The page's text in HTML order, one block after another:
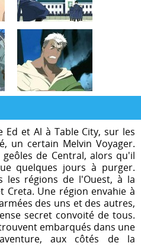
Ed et Al à Table City, sur les
un certain Melvin Voyager.
de Central, alors qu'il
quelques jours à purger.
les régions de l'Ouest, à la
Une région envahie à
des uns et des autres,
secret convoité de tous.
embarqués dans une
aux côtés de la